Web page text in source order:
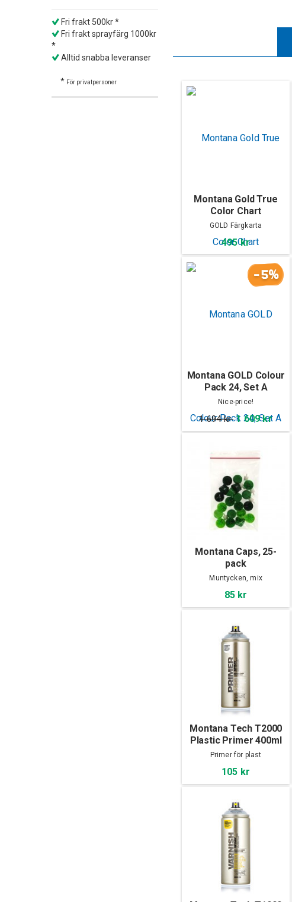
Fri frakt 500kr *
Fri frakt sprayfärg 1000kr
*
Alltid snabba leveranser
* För privatpersoner
Montana Gold True
Color Chart
GOLD Färgkarta
495 kr
-5%
Montana GOLD Colour
Pack 24, Set A
Nice-price!
1 694 kr 1 609 kr
Montana Caps, 25-
pack
Muntycken, mix
85 kr
Montana Tech T2000
Plastic Primer 400ml
Primer för plast
105 kr